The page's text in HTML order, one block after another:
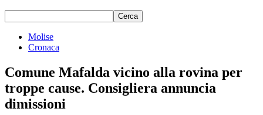
Molise
Cronaca
Comune Mafalda vicino alla rovina per
troppe cause. Consigliera annuncia
dimissioni